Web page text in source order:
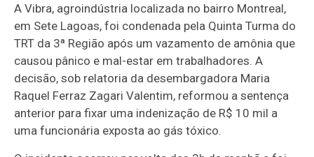
A Vibra, agroindústria localizada no bairro Montreal,
em Sete Lagoas, foi condenada pela Quinta Turma do
TRT da 3ª Região após um vazamento de amônia que
causou pânico e mal-estar em trabalhadores. A
decisão, sob relatoria da desembargadora Maria
Raquel Ferraz Zagari Valentim, reformou a sentença
anterior para fixar uma indenização de R$ 10 mil a
uma funcionária exposta ao gás tóxico.